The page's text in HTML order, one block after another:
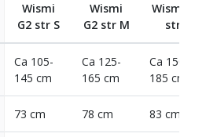
Wismi
G2 str S
Wismi
G2 str M
Wismi G2
str L
Ca 105-
145 cm
Ca 125-
165 cm
Ca 150-
185 cm
73 cm 78 cm 83 cm